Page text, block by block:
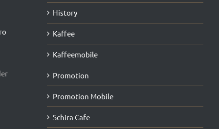
History
Kaffee
Kaffeemobile
Promotion
Promotion Mobile
Schira Cafe